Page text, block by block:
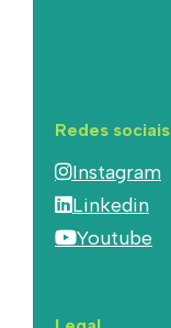
Redes sociais
Instagram
Linkedin
Youtube